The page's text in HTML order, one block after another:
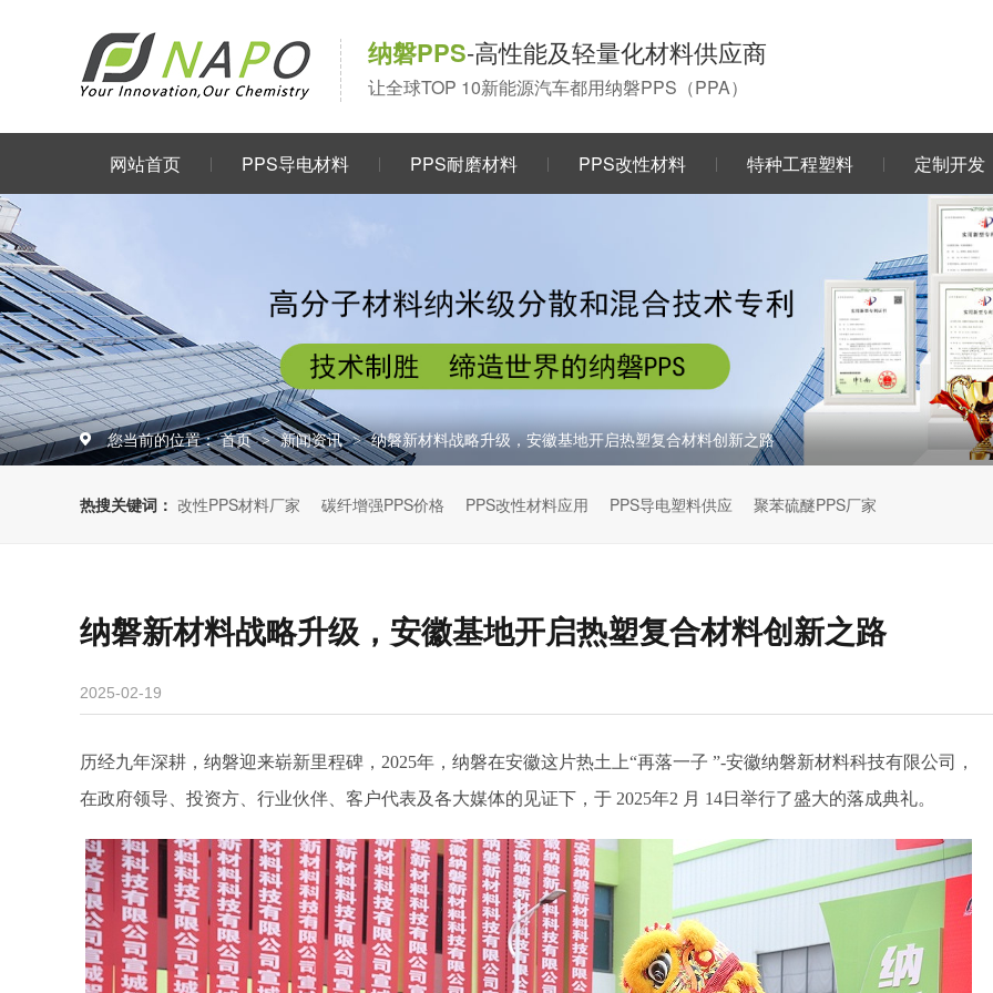
纳磐PPS-高性能及轻量化材料供应商
让全球TOP 10新能源汽车都用纳磐PPS（PPA）
网站首页 PPS导电材料 PPS耐磨材料 PPS改性材料 特种工程塑料 定制开发
您当前的位置： 首页 > 新闻资讯 > 纳磐新材料战略升级，安徽基地开启热塑复合材料创新之路
热搜关键词： 改性PPS材料厂家 碳纤增强PPS价格 PPS改性材料应用 PPS导电塑料供应 聚苯硫醚PPS厂家
纳磐新材料战略升级，安徽基地开启热塑复合材料创新之路
2025-02-19
历经九年深耕，纳磐迎来崭新里程碑， 2025年，纳磐在安徽这片热土上“再落一子 ”-安徽纳磐新材料科技有限公司，
在政府领导、投资方、行业伙伴、客户代表及各大媒体的见证下，于 2025年2 月 14日举行了盛大的落成典礼。